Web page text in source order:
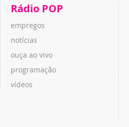
Rádio POP
empregos
notícias
ouça ao vivo
programação
vídeos